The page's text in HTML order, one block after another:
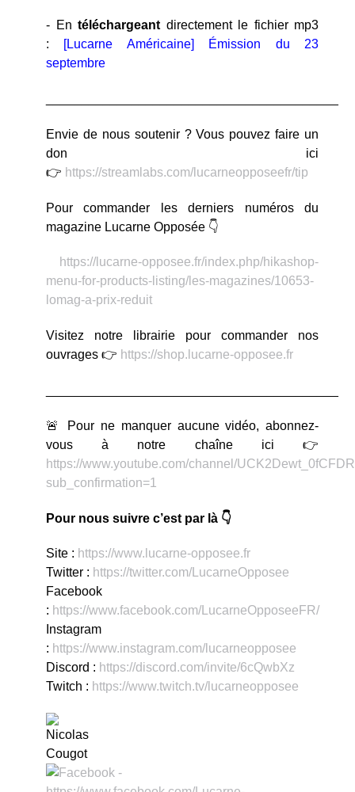
- En téléchargeant directement le fichier mp3
: [Lucarne Américaine] Émission du 23
septembre
Envie de nous soutenir ? Vous pouvez faire un
don ici
👉 https://streamlabs.com/lucarneopposeefr/tip
Pour commander les derniers numéros du
magazine Lucarne Opposée 👇
https://lucarne-opposee.fr/index.php/hikashop-
menu-for-products-listing/les-magazines/10653-
lomag-a-prix-reduit
Visitez notre librairie pour commander nos
ouvrages 👉 https://shop.lucarne-opposee.fr
🚨 Pour ne manquer aucune vidéo, abonnez-
vous à notre chaîne ici 👉
https://www.youtube.com/channel/
sub_confirmation=1
Pour nous suivre c’est par là 👇
Site : https://www.lucarne-opposee.fr
Twitter : https://twitter.com/LucarneOpposee
Facebook
: https://www.facebook.com/LucarneOpposeeFR/
Instagram
: https://www.instagram.com/lucarneopposee
Discord : https://discord.com/invite/6cQwbXz
Twitch : https://www.twitch.tv/lucarneopposee